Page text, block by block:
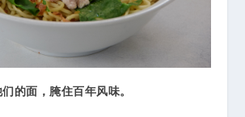
的面，腌住百年风味。